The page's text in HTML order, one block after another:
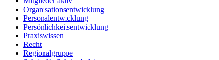
Organisationsentwicklung
Personalentwicklung
Persönlichkeitsentwicklung
Praxiswissen
Recht
Regionalgruppe